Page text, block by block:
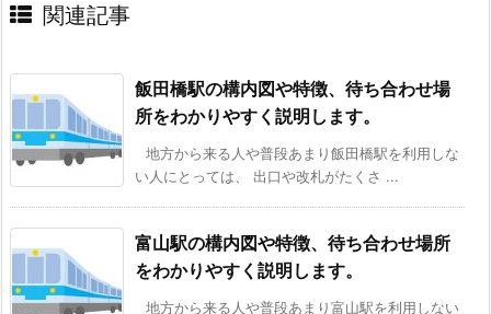
関連記事
飯田橋駅の構内図や特徴、待ち合わせ場
所をわかりやすく説明します。
地方から来る人や普段あまり飯田橋駅を利用しな
い人にとっては、 出口や改札がたくさ ...
富山駅の構内図や特徴、待ち合わせ場所
をわかりやすく説明します。
地方から来る人や普段あまり富山駅を利用しない